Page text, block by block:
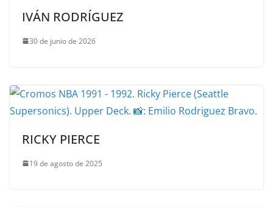
IVÁN RODRÍGUEZ
30 de junio de 2026
RICKY PIERCE
19 de agosto de 2025